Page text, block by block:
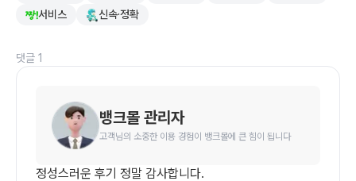
서비스
신속·정확
댓글 1
뱅크몰 관리자
고객님의 소중한 이용 경험이 뱅크몰에 큰 힘이 됩니다
정성스러운 후기 정말 감사합니다.